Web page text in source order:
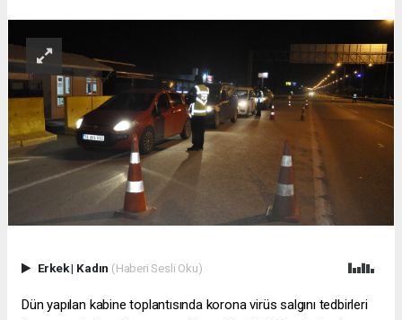
Erkek| Kadın (Haberi Sesli Oku)
Dün yapılan kabine toplantısında korona virüs salgını tedbirleri